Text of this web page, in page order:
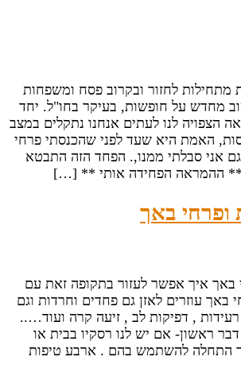
מתחילות לחזור ובקרוב פסח ומשפחות
מחדש על חופשות, בעיקר בחו"ל. יחד
הצפויה לנו לעתים אנחנו נתקלים במצב
האמת היא שעד לפני שהכנסתי פרחי
אני סבלתי ממנו,. הפחד הזה התבטא
** ההמראה הפחידה אותי ** […]
ופרחי באך
באך איך אפשר לעזור בתקופה זאת עם
באך עוזרים לאזן גם פחדים וחרדות וגם
, דפיקות לב , זיעה קרה ועוד…..
ראשון- אם יש לנו רסקיו בבית או
התחלה להשתמש בהם . ארבע טיפות